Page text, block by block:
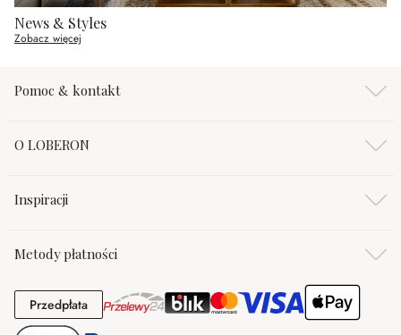
News & Styles
Zobacz więcej
Pomoc & kontakt
O LOBERON
Inspiracji
Metody płatności
PrzedpłataPrzedpłata